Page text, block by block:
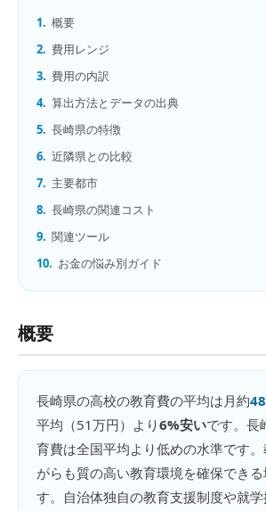
1. 概要
2. 費用レンジ
3. 費用の内訳
4. 算出方法とデータの出典
5. 長崎県の特徴
6. 近隣県との比較
7. 主要都市
8. 長崎県の関連コスト
9. 関連ツール
10. お金の悩み別ガイド
概要
長崎県の高校の教育費の平均は月約
平均（51万円）より6%安いです。 長
育費は全国平均より低めの水準です
がらも質の高い教育環境を確保でき
す。自治体独自の教育支援制度や就